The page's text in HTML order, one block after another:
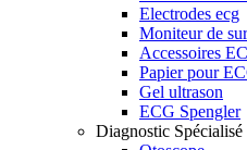
Electrodes ecg
Moniteur de
Accessoires
Papier pour
Gel ultrason
ECG Spengler
Diagnostic Spécialisé